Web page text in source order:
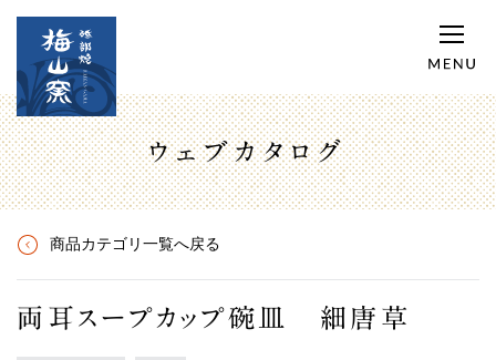
ウェブカタログ
商品カテゴリ一覧へ戻る
両耳スープカップ碗皿 細唐草